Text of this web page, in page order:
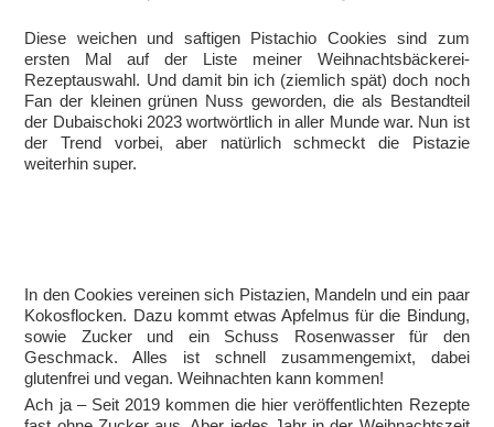
Diese weichen und saftigen Pistachio Cookies sind zum
ersten Mal auf der Liste meiner Weihnachtsbäckerei-
Rezeptauswahl. Und damit bin ich (ziemlich spät) doch noch
Fan der kleinen grünen Nuss geworden, die als Bestandteil
der Dubaischoki 2023 wortwörtlich in aller Munde war. Nun ist
der Trend vorbei, aber natürlich schmeckt die Pistazie
weiterhin super.
In den Cookies vereinen sich Pistazien, Mandeln und ein paar
Kokosflocken. Dazu kommt etwas Apfelmus für die Bindung,
sowie Zucker und ein Schuss Rosenwasser für den
Geschmack. Alles ist schnell zusammengemixt, dabei
glutenfrei und vegan. Weihnachten kann kommen!
Ach ja – Seit 2019 kommen die hier veröffentlichten Rezepte